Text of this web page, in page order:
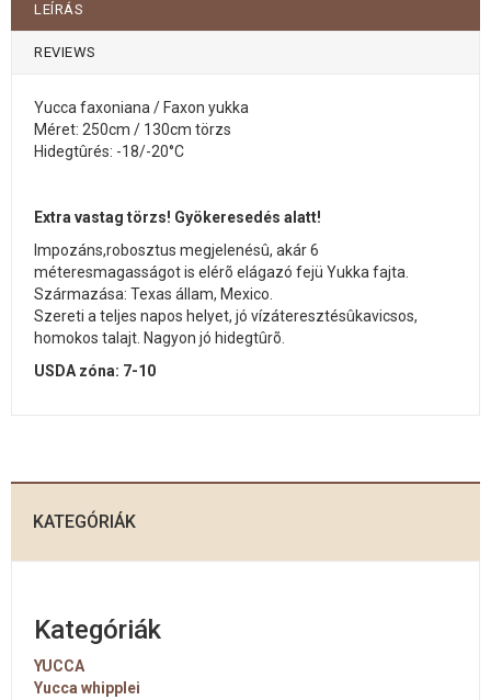
LEÍRÁS
REVIEWS
Yucca faxoniana / Faxon yukka
Méret: 250cm / 130cm törzs
Hidegtûrés: -18/-20°C
Extra vastag törzs! Gyökeresedés alatt!
Impozáns,robosztus megjelenésû, akár 6
méteresmagasságot is elérõ elágazó fejü Yukka fajta.
Származása: Texas állam, Mexico.
Szereti a teljes napos helyet, jó vízáteresztésûkavicsos,
homokos talajt. Nagyon jó hidegtûrõ.
USDA zóna: 7-10
KATEGÓRIÁK
Kategóriák
YUCCA
Yucca whipplei